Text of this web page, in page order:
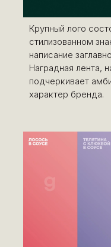
Крупный лого
стилизованном
написание
Наградная лента,
подчеркивает
характер бренда.